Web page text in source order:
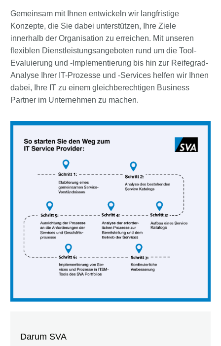
Gemeinsam mit Ihnen entwickeln wir langfristige
Konzepte, die Sie dabei unterstützen, Ihre Ziele
innerhalb der Organisation zu erreichen. Mit unseren
flexiblen Dienstleistungsangeboten rund um die Tool-
Evaluierung und -Implementierung bis hin zur Reifegrad-
Analyse Ihrer IT-Prozesse und -Services helfen wir Ihnen
dabei, Ihre IT zu einem gleichberechtigen Business
Partner im Unternehmen zu machen.
Darum SVA